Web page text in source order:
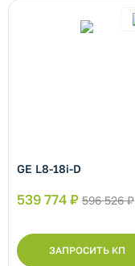
GE L8-18i-D
539 774 ₽ 596 526 ₽
ЗАПРОСИТЬ КП